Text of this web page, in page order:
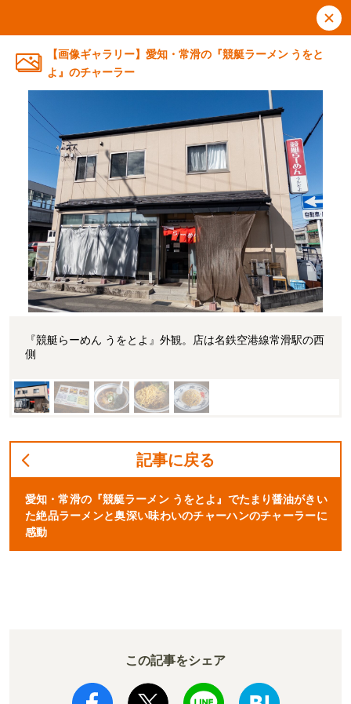
【画像ギャラリー】愛知・常滑の『競艇ラーメン うをと
よ』のチャーラー
『競艇らーめん うをとよ』外観。店は名鉄空港線常滑駅の西
側
記事に戻る
愛知・常滑の『競艇ラーメン うをとよ』でたまり醤油がきい
た絶品ラーメンと奥深い味わいのチャーハンのチャーラーに
感動
この記事をシェア